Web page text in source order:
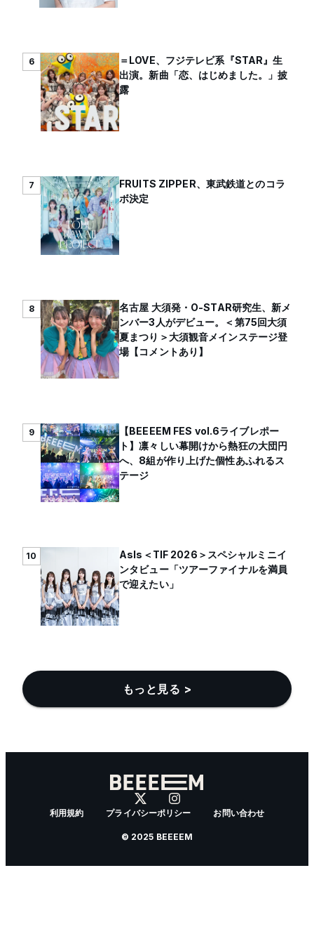
6
＝LOVE、フジテレビ系『STAR』生
出演。新曲「恋、はじめました。」披
露
7
FRUITS ZIPPER、東武鉄道とのコラ
ボ決定
8
名古屋 大須発・O-STAR研究生、新メ
ンバー3人がデビュー。＜第75回大須
夏まつり＞大須観音メインステージ登
場【コメントあり】
9
【BEEEEM FES vol.6ライブレポー
ト】凛々しい幕開けから熱狂の大団円
へ、8組が作り上げた個性あふれるス
テージ
10
AsIs＜TIF 2026＞スペシャルミニイ
ンタビュー「ツアーファイナルを満員
で迎えたい」
もっと見る >
利用規約 プライバシーポリシー お問い合わせ
© 2025 BEEEEM